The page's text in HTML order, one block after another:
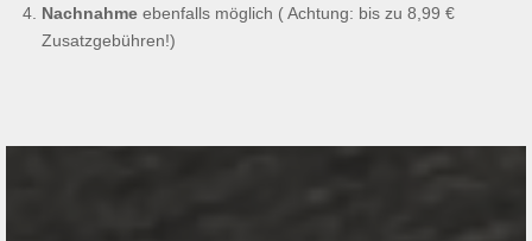
Nachnahme ebenfalls möglich ( Achtung: bis zu 8,99 €
Zusatzgebühren!)